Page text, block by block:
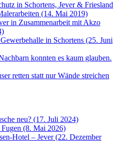
in Schortens, Jever & Friesland
(14. Mai 2019)
in Zusammenarbeit mit Akzo
in Schortens (25. Juni
konnten es kaum glauben.
retten statt nur Wände streichen
neu? (17. Juli 2024)
(8. Mai 2026)
Hotel – Jever (22. Dezember